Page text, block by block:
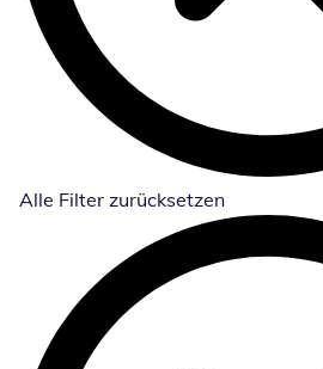
Alle Filter zurücksetzen